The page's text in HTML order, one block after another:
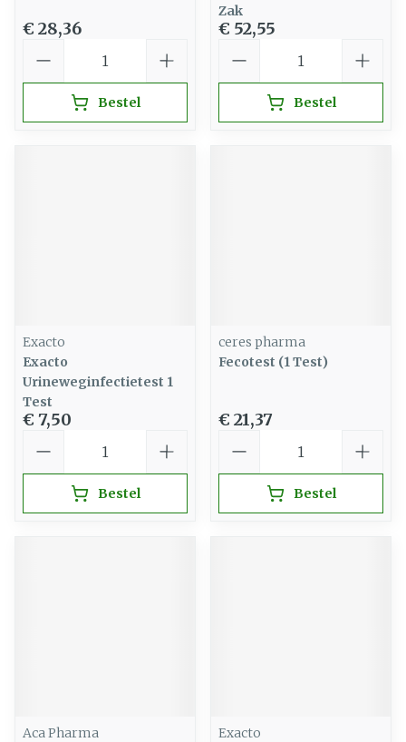
€ 28,36
Bestel
Zak
€ 52,55
Bestel
Exacto
Exacto
Urineweginfectietest 1
Test
€ 7,50
Bestel
ceres pharma
Fecotest (1 Test)
€ 21,37
Bestel
Aca Pharma
Exacto